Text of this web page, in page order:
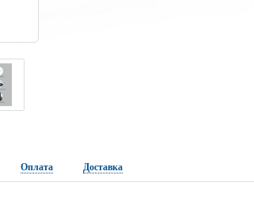
Оплата Доставка